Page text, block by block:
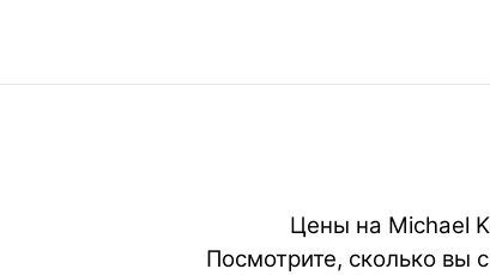
Цены на Michael
Посмотрите, сколько вы